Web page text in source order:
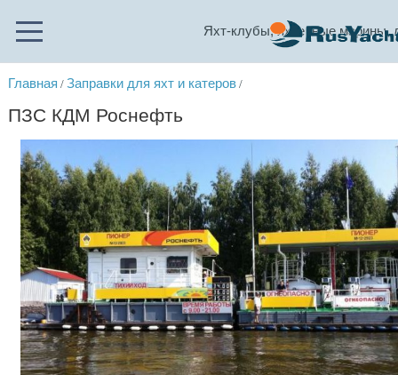
Яхт-клубы, яхтенные марины,
Главная / Заправки для яхт и катеров /
ПЗС КДМ Роснефть